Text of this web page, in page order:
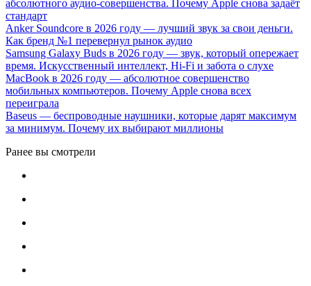
абсолютного аудио-совершенства. Почему Apple снова задаёт
стандарт
Anker Soundcore в 2026 году — лучший звук за свои деньги.
Как бренд №1 перевернул рынок аудио
Samsung Galaxy Buds в 2026 году — звук, который опережает
время. Искусственный интеллект, Hi-Fi и забота о слухе
MacBook в 2026 году — абсолютное совершенство
мобильных компьютеров. Почему Apple снова всех
переиграла
Baseus — беспроводные наушники, которые дарят максимум
за минимум. Почему их выбирают миллионы
Ранее вы смотрели